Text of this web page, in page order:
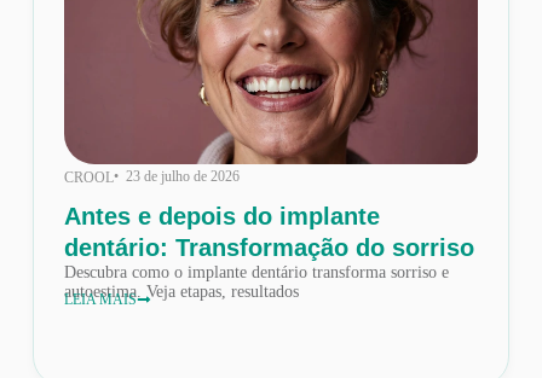
CROOL• 23 de julho de 2026
Antes e depois do implante
dentário: Transformação do sorriso
Descubra como o implante dentário transforma sorriso e
autoestima. Veja etapas, resultados
LEIA MAIS